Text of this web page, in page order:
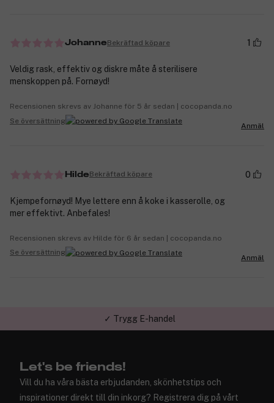
JohanneBekräftad köpare 1
Veldig rask, effektiv og diskre måte å sterilisere
menskoppen på. Fornøyd!
Recensionen skrevs av Johanne för 5 år sedan | cocopanda.no
Se översättning
Anmäl
HildeBekräftad köpare 0
Kjempefornøyd! Mye lettere enn å koke i kasserolle, og
mer effektivt. Anbefales!
Recensionen skrevs av Hilde för 6 år sedan | cocopanda.no
Se översättning
Anmäl
✓ Trygg E-handel
Let's be friends!
Vill du ha våra bästa erbjudanden, skönhetstips och
inspirationer direkt till din inkorg? Registrera dig på vårt